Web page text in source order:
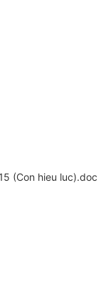
(Con hieu luc).doc